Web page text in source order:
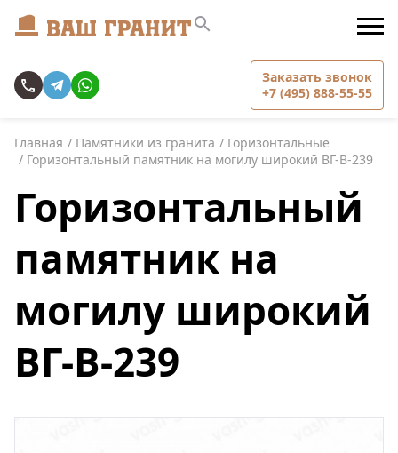
Заказать звонок
+7 (495) 888-55-55
Главная Памятники из гранита
Горизонтальные
Горизонтальный памятник на могилу широкий ВГ-В-239
Горизонтальный
памятник на
могилу широкий
ВГ-В-239